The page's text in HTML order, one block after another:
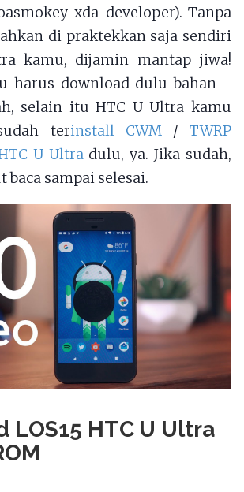
xda-developer). Tanpa
di praktekkan saja sendiri
kamu, dijamin mantap jiwa!
harus download dulu bahan -
selain itu HTC U Ultra kamu
terinstall CWM/TWRP
U Ultradulu, ya. Jika sudah,
sampai selesai.
LOS15 HTC U Ultra